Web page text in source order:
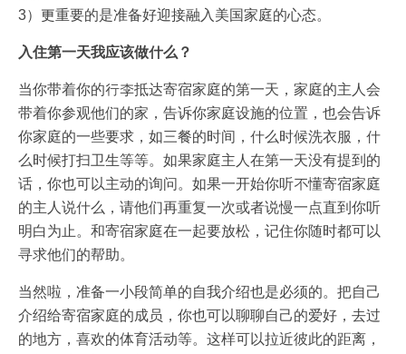
3）更重要的是准备好迎接融入美国家庭的心态。
入住第一天我应该做什么？
当你带着你的行李抵达寄宿家庭的第一天，家庭的主人会
带着你参观他们的家，告诉你家庭设施的位置，也会告诉
你家庭的一些要求，如三餐的时间，什么时候洗衣服，什
么时候打扫卫生等等。如果家庭主人在第一天没有提到的
话，你也可以主动的询问。如果一开始你听不懂寄宿家庭
的主人说什么，请他们再重复一次或者说慢一点直到你听
明白为止。和寄宿家庭在一起要放松，记住你随时都可以
寻求他们的帮助。
当然啦，准备一小段简单的自我介绍也是必须的。把自己
介绍给寄宿家庭的成员，你也可以聊聊自己的爱好，去过
的地方，喜欢的体育活动等。这样可以拉近彼此的距离，